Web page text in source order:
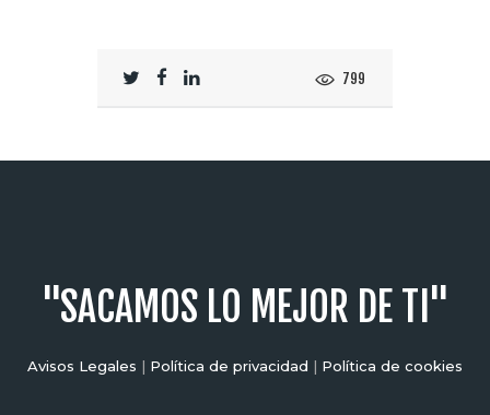
799
"SACAMOS LO MEJOR DE TI"
Avisos Legales | Política de privacidad | Política de cookies